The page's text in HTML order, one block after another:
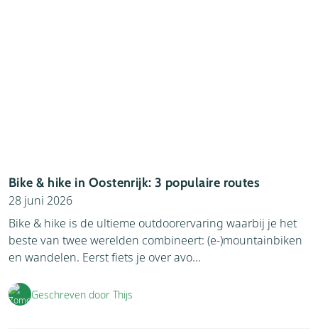
Bike & hike in Oostenrijk: 3 populaire routes
28 juni 2026
Bike & hike is de ultieme outdoorervaring waarbij je het
beste van twee werelden combineert: (e-)mountainbiken
en wandelen. Eerst fiets je over avo...
Geschreven door Thijs